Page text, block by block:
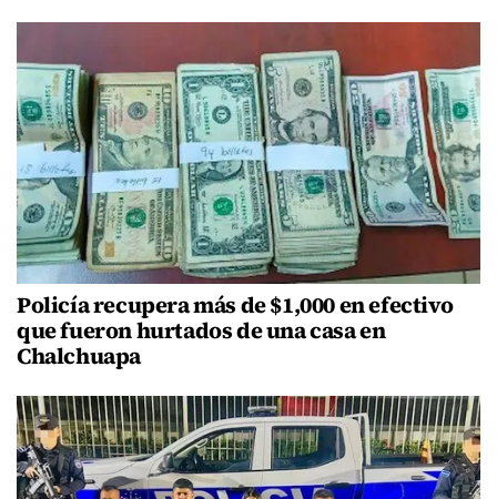
Policía recupera más de $1,000 en efectivo
que fueron hurtados de una casa en
Chalchuapa